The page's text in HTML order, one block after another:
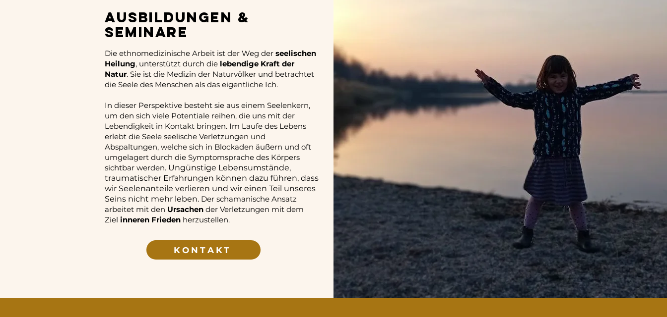
AUSBILDUNGEN &
SEMINARE
Die ethnomedizinische Arbeit ist der Weg der seelischen
Heilung, unterstützt durch die lebendige Kraft der
Natur. Sie ist die Medizin der Naturvölker und betrachtet
die Seele des Menschen als das eigentliche Ich.
In dieser Perspektive besteht sie aus einem Seelenkern,
um den sich viele Potentiale reihen, die uns mit der
Lebendigkeit in Kontakt bringen. Im Laufe des Lebens
erlebt die Seele seelische Verletzungen und
Abspaltungen, welche sich in Blockaden äußern und oft
umgelagert durch die Symptomsprache des Körpers
sichtbar werden. Ungünstige Lebensumstände,
traumatischer Erfahrungen können dazu führen, dass
wir Seelenanteile verlieren und wir einen Teil unseres
Seins nicht mehr leben. Der schamanische Ansatz
arbeitet mit den Ursachen der Verletzungen mit dem
Ziel inneren Frieden herzustellen.
KONTAKT